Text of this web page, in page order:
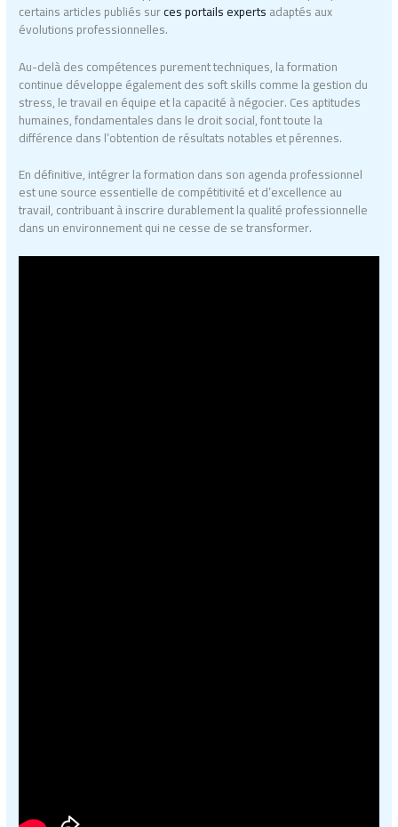
certains articles publiés surces portails expertsadaptés aux
évolutions professionnelles.
Au-delà des compétences purement techniques, la formation
continue développe également des soft skills comme la gestion du
stress, le travail en équipe et la capacité à négocier. Ces aptitudes
humaines, fondamentales dans le droit social, font toute la
différence dans l’obtention de résultats notables et pérennes.
En définitive, intégrer la formation dans son agenda professionnel
est une source essentielle de compétitivité et d’excellence au
travail, contribuant à inscrire durablement la qualité professionnelle
dans un environnement qui ne cesse de se transformer.